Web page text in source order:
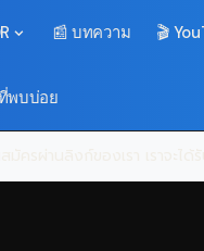
📰 บทความ 🎬
ที่พบบ่อย